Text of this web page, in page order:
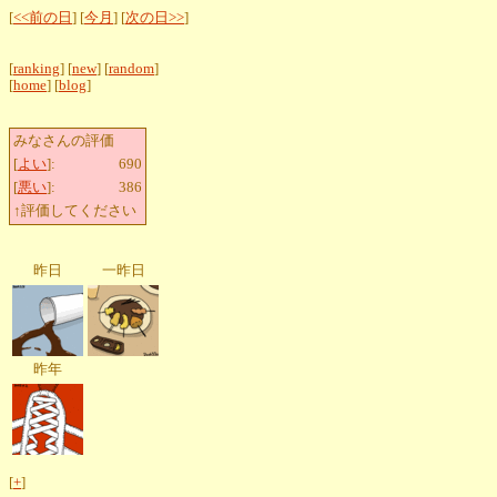
[<<前の日 ] [今月 ] [次の日>>]
[ranking] [new] [random]
[home] [blog]
みなさんの評価
[よい]:
690
[悪い]:
386
↑評価してください
昨日 一昨日
昨年
[+]